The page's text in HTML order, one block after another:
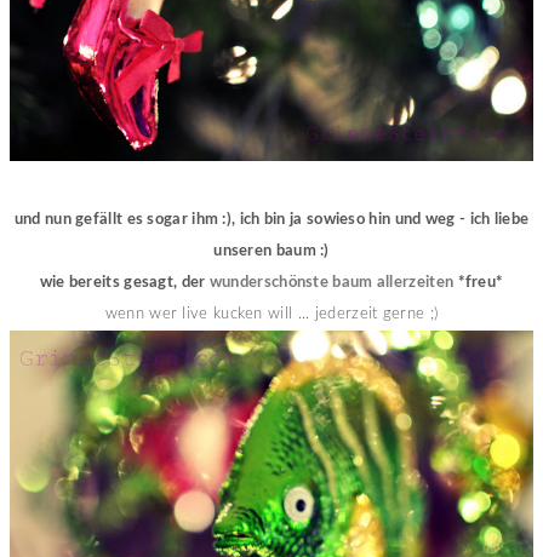
und nun gefällt es sogar ihm :), ich bin ja sowieso hin und weg - ich liebe
unseren baum :)
wie bereits gesagt, der wunderschönste baum allerzeiten *freu*
wenn wer live kucken will ... jederzeit gerne ;)